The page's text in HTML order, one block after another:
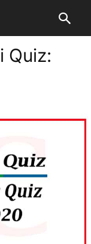
Quiz: